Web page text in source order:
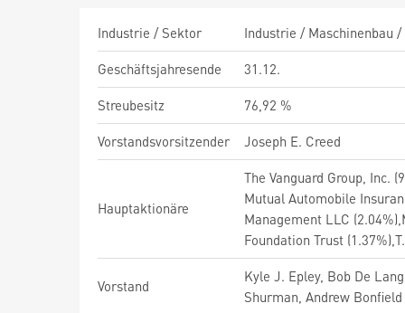
Industrie / Sektor
Industrie / Maschinenbau /
Geschäftsjahresende
31.12.
Streubesitz
76,92 %
Vorstandsvorsitzender
Joseph E. Creed
Hauptaktionäre
The Vanguard Group, Inc.
Mutual Automobile
Management LLC
Foundation Trust
Vorstand
Kyle J. Epley, Bob De
Shurman, Andrew Bonfield